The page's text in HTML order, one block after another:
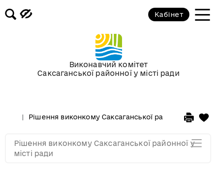
Виконавчий комітет
Саксаганської районної у місті ради
Кабінет
Рішення виконкому Саксаганської районної у місті
Рішення виконкому Саксаганської районної у
місті ради
Засідання за 2015 рік
Засідання за 2014 рік
Засідання за 2013 рік
Засідання за 2011
Засідання за 2010